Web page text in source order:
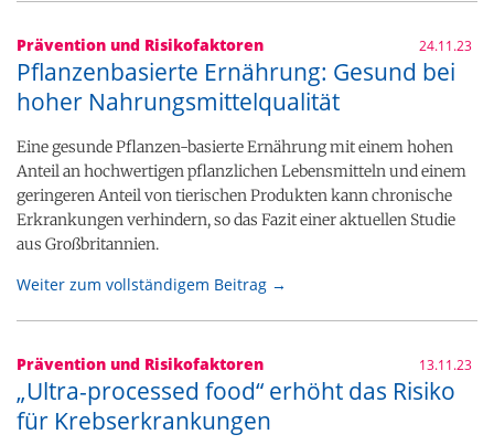
Prävention und Risikofaktoren 24.11.23
Pflanzenbasierte Ernährung: Gesund bei
hoher Nahrungsmittelqualität
Eine gesunde Pflanzen-basierte Ernährung mit einem hohen
Anteil an hochwertigen pflanzlichen Lebensmitteln und einem
geringeren Anteil von tierischen Produkten kann chronische
Erkrankungen verhindern, so das Fazit einer aktuellen Studie
aus Großbritannien.
Weiter zum vollständigem Beitrag →
Prävention und Risikofaktoren 13.11.23
„Ultra-processed food“ erhöht das Risiko
für Krebserkrankungen